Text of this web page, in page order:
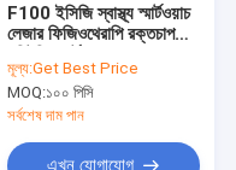
F100 ইসিজি স্বাস্থ্য স্মার্টওয়াচ
লেজার ফিজিওথেরাপি রক্তচাপ
মূল্য:Get Best Price
MOQ:১০০ পিসি
সর্বশেষ দাম পান
এখন যোগাযোগ